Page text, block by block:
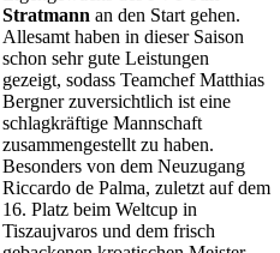
Stratmann an den Start gehen.
Allesamt haben in dieser Saison
schon sehr gute Leistungen
gezeigt, sodass Teamchef Matthias
Bergner zuversichtlich ist eine
schlagkräftige Mannschaft
zusammengestellt zu haben.
Besonders von dem Neuzugang
Riccardo de Palma, zuletzt auf dem
16. Platz beim Weltcup in
Tiszaujvaros und dem frisch